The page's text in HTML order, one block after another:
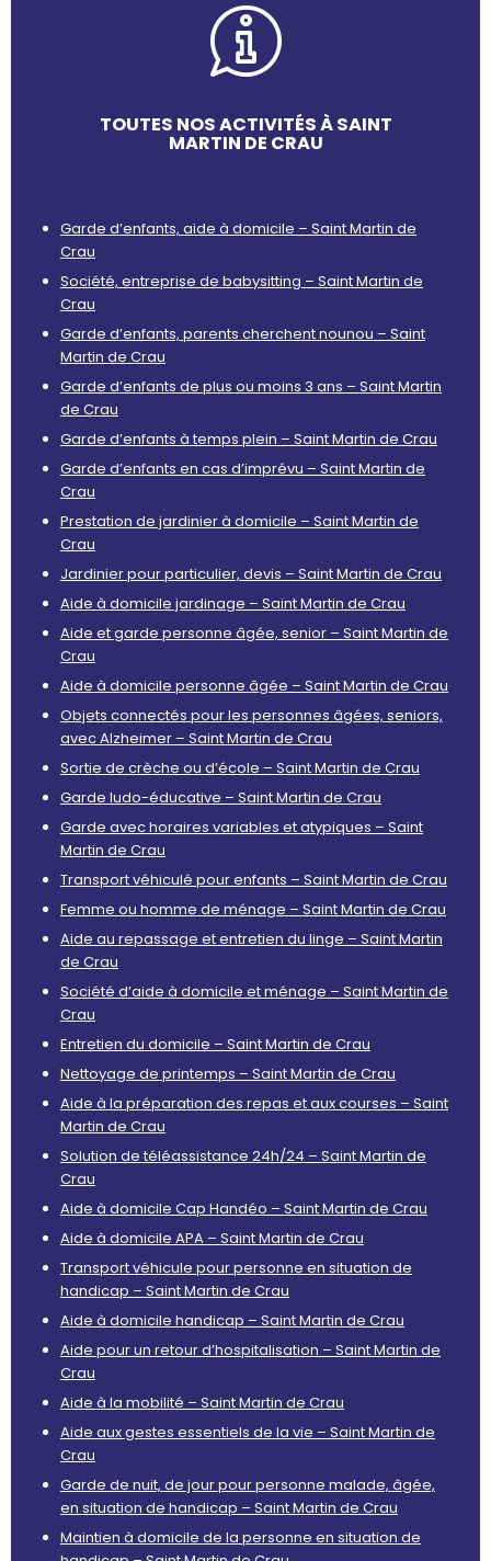
TOUTES NOS ACTIVITÉS À SAINT
MARTIN DE CRAU
Garde d’enfants, aide à domicile – Saint Martin de
Crau
Société, entreprise de babysitting – Saint Martin de
Crau
Garde d’enfants, parents cherchent nounou – Saint
Martin de Crau
Garde d’enfants de plus ou moins 3 ans – Saint Martin
de Crau
Garde d’enfants à temps plein – Saint Martin de Crau
Garde d’enfants en cas d’imprévu – Saint Martin de
Crau
Prestation de jardinier à domicile – Saint Martin de
Crau
Jardinier pour particulier, devis – Saint Martin de Crau
Aide à domicile jardinage – Saint Martin de Crau
Aide et garde personne âgée, senior – Saint Martin de
Crau
Aide à domicile personne âgée – Saint Martin de Crau
Objets connectés pour les personnes âgées, seniors,
avec Alzheimer – Saint Martin de Crau
Sortie de crèche ou d’école – Saint Martin de Crau
Garde ludo-éducative – Saint Martin de Crau
Garde avec horaires variables et atypiques – Saint
Martin de Crau
Transport véhiculé pour enfants – Saint Martin de Crau
Femme ou homme de ménage – Saint Martin de Crau
Aide au repassage et entretien du linge – Saint Martin
de Crau
Société d’aide à domicile et ménage – Saint Martin de
Crau
Entretien du domicile – Saint Martin de Crau
Nettoyage de printemps – Saint Martin de Crau
Aide à la préparation des repas et aux courses – Saint
Martin de Crau
Solution de téléassistance 24h/24 – Saint Martin de
Crau
Aide à domicile Cap Handéo – Saint Martin de Crau
Aide à domicile APA – Saint Martin de Crau
Transport véhicule pour personne en situation de
handicap – Saint Martin de Crau
Aide à domicile handicap – Saint Martin de Crau
Aide pour un retour d’hospitalisation – Saint Martin de
Crau
Aide à la mobilité – Saint Martin de Crau
Aide aux gestes essentiels de la vie – Saint Martin de
Crau
Garde de nuit, de jour pour personne malade, âgée,
en situation de handicap – Saint Martin de Crau
Maintien à domicile de la personne en situation de